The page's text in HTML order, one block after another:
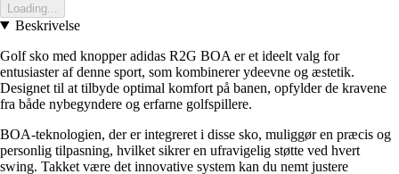
Loading...
Beskrivelse
Golf sko med knopper adidas R2G BOA er et ideelt valg for
entusiaster af denne sport, som kombinerer ydeevne og æstetik.
Designet til at tilbyde optimal komfort på banen, opfylder de kravene
fra både nybegyndere og erfarne golfspillere.
BOA-teknologien, der er integreret i disse sko, muliggør en præcis og
personlig tilpasning, hvilket sikrer en ufravigelig støtte ved hvert
swing. Takket være det innovative system kan du nemt justere